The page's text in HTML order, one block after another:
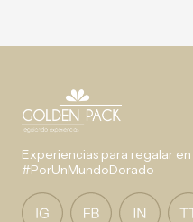
Experiencias para regalar
#PorUnMundoDorado